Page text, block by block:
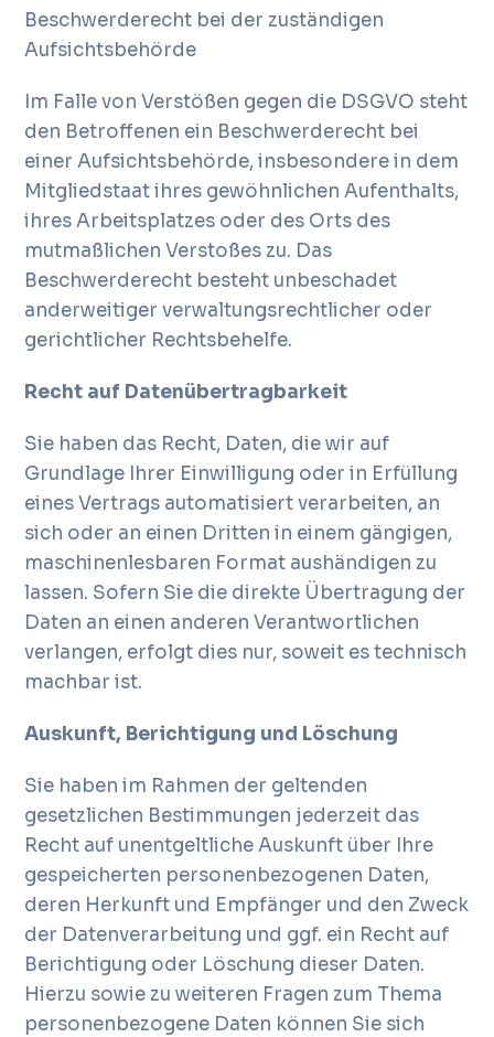
Beschwerderecht bei der zuständigen
Aufsichtsbehörde
Im Falle von Verstößen gegen die DSGVO steht
den Betroffenen ein Beschwerderecht bei
einer Aufsichtsbehörde, insbesondere in dem
Mitgliedstaat ihres gewöhnlichen Aufenthalts,
ihres Arbeitsplatzes oder des Orts des
mutmaßlichen Verstoßes zu. Das
Beschwerderecht besteht unbeschadet
anderweitiger verwaltungsrechtlicher oder
gerichtlicher Rechtsbehelfe.
Recht auf Datenübertragbarkeit
Sie haben das Recht, Daten, die wir auf
Grundlage Ihrer Einwilligung oder in Erfüllung
eines Vertrags automatisiert verarbeiten, an
sich oder an einen Dritten in einem gängigen,
maschinenlesbaren Format aushändigen zu
lassen. Sofern Sie die direkte Übertragung der
Daten an einen anderen Verantwortlichen
verlangen, erfolgt dies nur, soweit es technisch
machbar ist.
Auskunft, Berichtigung und Löschung
Sie haben im Rahmen der geltenden
gesetzlichen Bestimmungen jederzeit das
Recht auf unentgeltliche Auskunft über Ihre
gespeicherten personenbezogenen Daten,
deren Herkunft und Empfänger und den Zweck
der Datenverarbeitung und ggf. ein Recht auf
Berichtigung oder Löschung dieser Daten.
Hierzu sowie zu weiteren Fragen zum Thema
personenbezogene Daten können Sie sich